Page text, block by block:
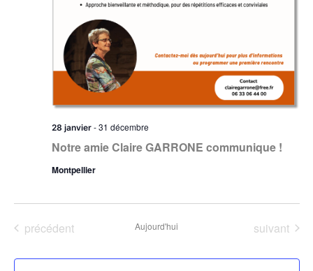
Notre amie Claire GARRONE communique !
28 janvier-31 décembre
Montpellier
Évènements
précédent Aujourd'hui suivant